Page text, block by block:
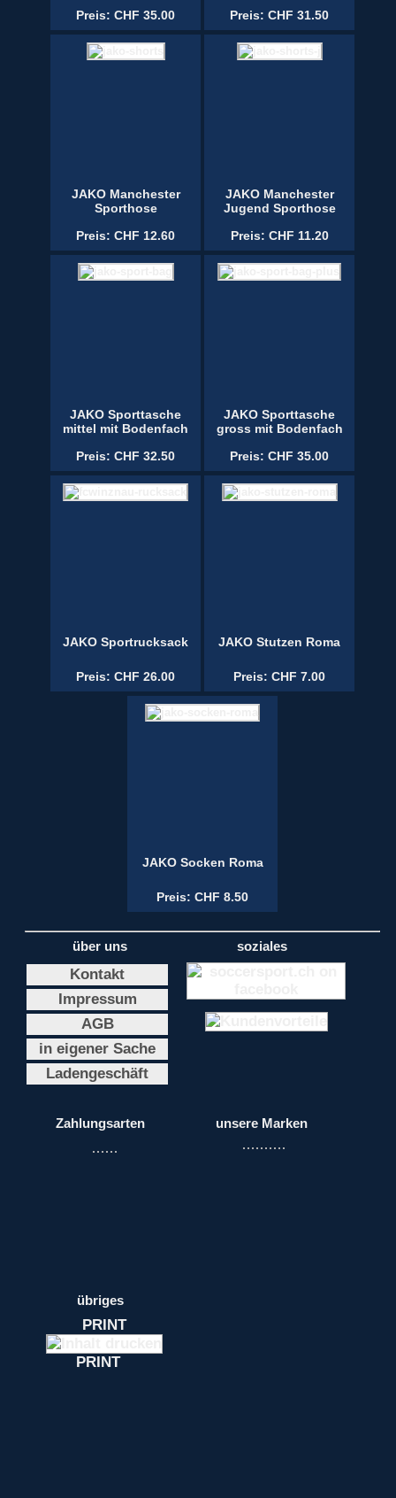
Preis: CHF 35.00
Preis: CHF 31.50
JAKO Manchester
Sporthose
Preis: CHF 12.60
JAKO Manchester
Jugend Sporthose
Preis: CHF 11.20
JAKO Sporttasche
mittel mit Bodenfach
Preis: CHF 32.50
JAKO Sporttasche
gross mit Bodenfach
Preis: CHF 35.00
JAKO Sportrucksack
Preis: CHF 26.00
JAKO Stutzen Roma
Preis: CHF 7.00
JAKO Socken Roma
Preis: CHF 8.50
über uns
Kontakt
Impressum
AGB
in eigener Sache
Ladengeschäft
soziales
Zahlungsarten unsere Marken
übriges
PRINT
PRINT